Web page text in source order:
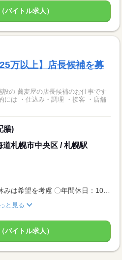
バイトル求人）
万以上】店長候補を募
の 蕎麦屋の店長候補のお仕事です
は ・仕込み・調理 ・接客 ・店舗
膳)
札幌市中央区 / 札幌駅
と見る
バイトル求人）